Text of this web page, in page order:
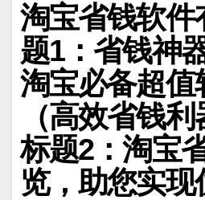
淘宝省钱软件
题1：省钱神
淘宝必备超值
（高效省钱利
标题2：淘宝
览，助您实现